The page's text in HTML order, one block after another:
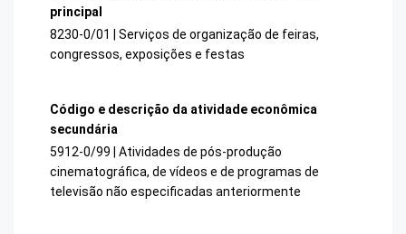
principal
8230-0/01 | Serviços de organização de feiras,
congressos, exposições e festas
Código e descrição da atividade econômica
secundária
5912-0/99 | Atividades de pós-produção
cinematográfica, de vídeos e de programas de
televisão não especificadas anteriormente